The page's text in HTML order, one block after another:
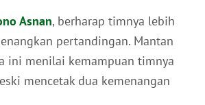
Asnan, berharap timnya lebih
pertandingan. Mantan
ini menilai kemampuan timnya
mencetak dua kemenangan